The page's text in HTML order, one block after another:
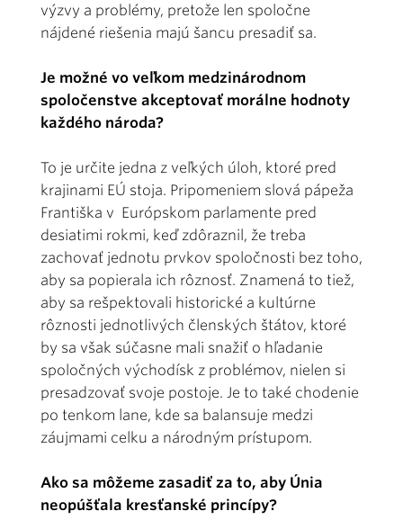
výzvy a problémy, pretože len spoločne
nájdené riešenia majú šancu presadiť sa.
Je možné vo veľkom medzinárodnom
spoločenstve akceptovať morálne hodnoty
každého národa?
To je určite jedna z veľkých úloh, ktoré pred
krajinami EÚ stoja. Pripomeniem slová pápeža
Františka v Európskom parlamente pred
desiatimi rokmi, keď zdôraznil, že treba
zachovať jednotu prvkov spoločnosti bez toho,
aby sa popierala ich rôznosť. Znamená to tiež,
aby sa rešpektovali historické a kultúrne
rôznosti jednotlivých členských štátov, ktoré
by sa však súčasne mali snažiť o hľadanie
spoločných východísk z problémov, nielen si
presadzovať svoje postoje. Je to také chodenie
po tenkom lane, kde sa balansuje medzi
záujmami celku a národným prístupom.
Ako sa môžeme zasadiť za to, aby Únia
neopúšťala kresťanské princípy?